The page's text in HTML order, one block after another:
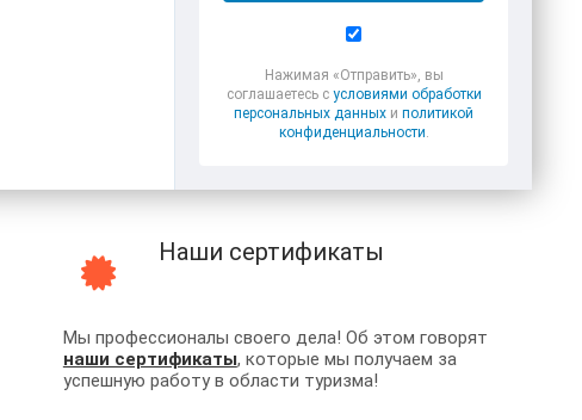
Нажимая «Отправить», вы
соглашаетесь с условиями обработки
персональных данных и политикой
конфиденциальности.
Наши сертификаты
Мы профессионалы своего дела! Об этом говорят
наши сертификаты, которые мы получаем за
успешную работу в области туризма!